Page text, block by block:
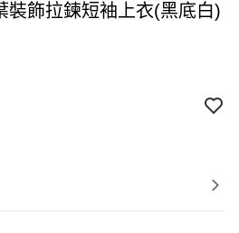
裝飾拉鍊短袖上衣(黑底白)